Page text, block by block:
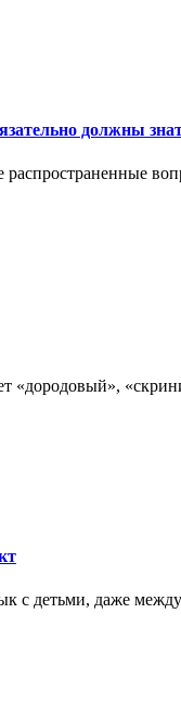
должны
«дородовый»,
с детьми, даже